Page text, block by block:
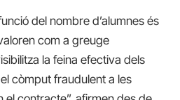
del nombre d’alumnes és
com a greuge
la feina efectiva dels
còmput fraudulent a les